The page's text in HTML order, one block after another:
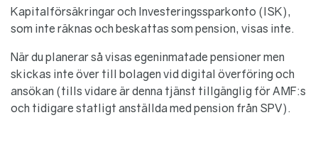
Kapitalförsäkringar och Investeringssparkonto (ISK),
som inte räknas och beskattas som pension, visas inte.
När du planerar så visas egeninmatade pensioner men
skickas inte över till bolagen vid digital överföring och
ansökan (tills vidare är denna tjänst tillgänglig för AMF:s
och tidigare statligt anställda med pension från SPV).